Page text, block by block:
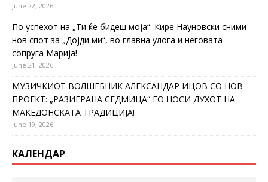
June 22, 2026
По успехот на „Ти ќе бидеш моја“: Кире Науновски сними
нов спот за „Дојди ми“, во главна улога и неговата
сопруга Марија!
June 21, 2026
МУЗИЧКИОТ ВОЛШЕБНИК АЛЕКСАНДАР ИЦОВ СО НОВ
ПРОЕКТ: „РАЗИГРАНА СЕДМИЦА“ ГО НОСИ ДУХОТ НА
МАКЕДОНСКАТА ТРАДИЦИЈА!
June 19, 2026
КАЛЕНДАР